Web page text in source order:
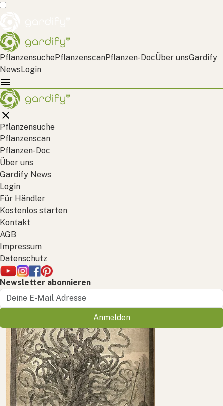
PflanzensuchePflanzenscanPflanzen-DocÜber unsGardify
NewsLogin
Pflanzensuche
Pflanzenscan
Pflanzen-Doc
Über uns
Gardify News
Login
Für Händler
Kostenlos starten
Kontakt
AGB
Impressum
Datenschutz
Newsletter abonnieren
Anmelden